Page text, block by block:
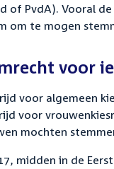
of PvdA). Vooral
om te mogen
voor
voor algemeen
voor
mochten
midden in de